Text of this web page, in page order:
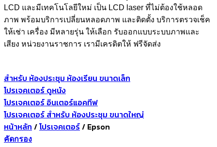
LCD และมีเทคโนโลยีใหม่ เป็น LCD laser ที่ไม่ต้องใช้หลอด
ภาพ พร้อมบริการเปลี่ยนหลอดภาพ และติดตั้ง บริการตรวจเช็ค
ให้เช่า เครื่อง มีหลายรุ่น ให้เลือก รับออกแบบระบบภาพและ
เสียง หน่วยงานราชการ เรามีเครดิตให้ ฟรีจัดส่ง
สำหรับ ห้องประชุม ห้องเรียน ขนาดเล็ก
โปรเจคเตอร์ ดูหนัง
โปรเจคเตอร์ อินเตอร์แอคทีฟ
โปรเจคเตอร์ สำหรับ ห้องประชุม ขนาดใหญ่
หน้าหลัก /โปรเจคเตอร์/ Epson
คัดกรอง